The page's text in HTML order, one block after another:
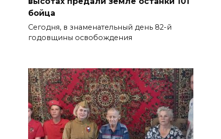
бойца
Сегодня, в знаменательный день 82-й
годовщины освобождения